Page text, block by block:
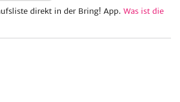
direkt in der Bring! App. Was ist die